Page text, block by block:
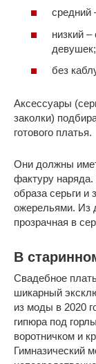
средний
низкий
девушек;
без
Аксессуары
заколки)
готового платья.
Они должны
фактуру
образа серьги и
ожерельями. Из
прозрачная в
В
Свадебное
шикарный
из моды в 2020
гипюра под
воротничком и
Гимназический